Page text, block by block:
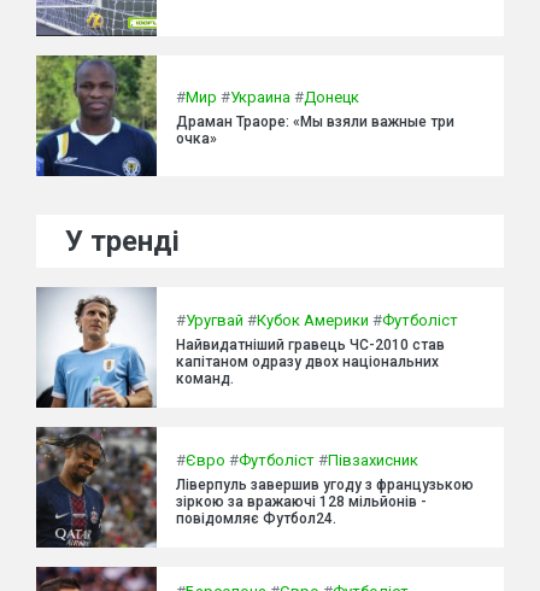
#Мир #Украина #Донецк
Драман Траоре: «Мы взяли важные три
очка»
У тренді
#Уругвай #Кубок Америки #Футболіст
Найвидатніший гравець ЧС-2010 став
капітаном одразу двох національних
команд.
#Євро #Футболіст #Півзахисник
Ліверпуль завершив угоду з французькою
зіркою за вражаючі 128 мільйонів -
повідомляє Футбол24.